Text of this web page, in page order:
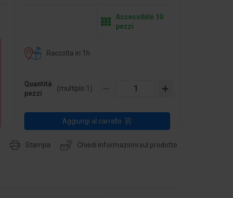
Accessibile 10
pezzi
Raccolta in 1h
Quantità
pezzi
(multiplo:1 )
Aggiungi al carrello
Stampa Chiedi informazioni sul prodotto